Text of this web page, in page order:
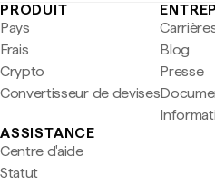
PRODUIT
Pays
Frais
Crypto
Convertisseur de devises
Blog
Presse
ASSISTANCE
Centre d'aide
Statut